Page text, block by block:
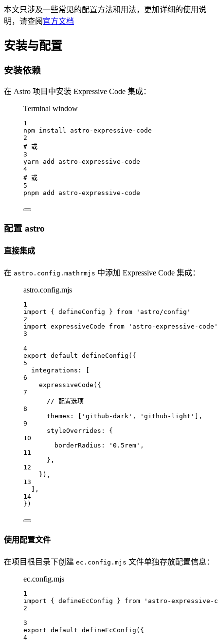
本文只涉及一些常见的配置方法和用法，更加详细的使用说
明，请查阅 官方文档
安装与配置
安装依赖
在 Astro 项目中安装 Expressive Code 集成：
Terminal window
1
npm install
astro-expressive-code
2
# 或
3
yarn
add
astro-expressive-code
4
# 或
5
pnpm add astro-expressive-code
配置 astro
直接集成
在 astro.config.mathrmjs 中添加 Expressive Code 集成：
astro.config.mjs
1
import { defineConfig } from
'astro/config'
2
import expressiveCode from
'astro-expressive-code'
3
4
export default defineConfig ({
5
integrations :
6
expressiveCode ({
7
// 配置选项
8
themes : 'github-dark' , 'github-light'
],
9
styleOverrides :
{
10
borderRadius : '0.5rem' ,
11
},
12
}),
13
],
14
})
使用配置文件
在项目根目录下创建 ec.config.mjs 文件单独存放配置信息：
ec.config.mjs
1
import { defineEcConfig } from
'astro-expressive-
2
3
export default defineEcConfig ({
4